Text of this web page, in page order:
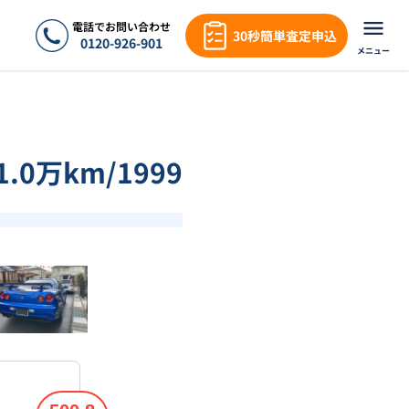
電話でお問い合わせ
0120-926-901 30秒簡単査定申込
メニュー
万km/1999
1/18